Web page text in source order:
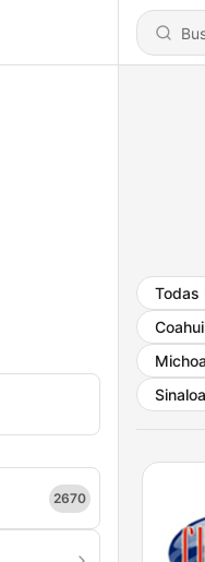
2670
Todas
Sinaloa